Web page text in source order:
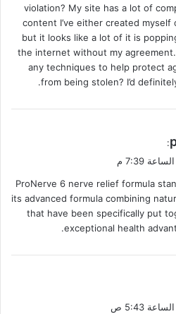
violation? My site has a lot of
content I’ve either created myself
but it looks like a lot of it is
the internet without my
any techniques to help protect
from being stolen? I’d
:
ProNerve 6 nerve relief formula
its advanced formula combining
that have been specifically put
exceptional health